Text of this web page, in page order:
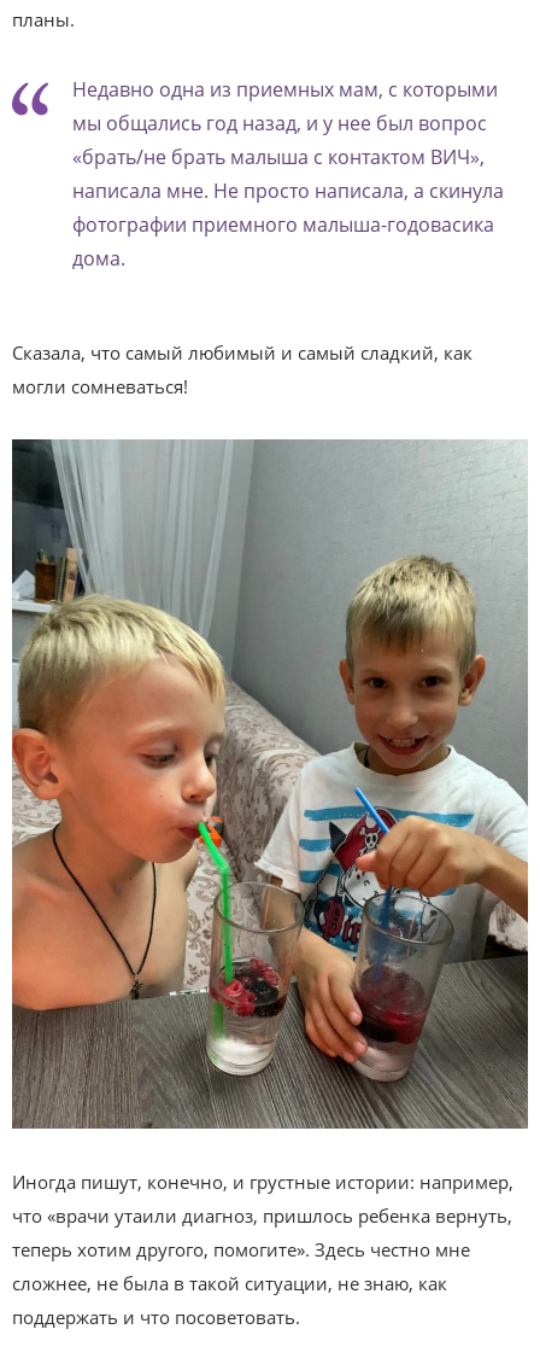
планы.
Недавно одна из приемных мам, с которыми
мы общались год назад, и у нее был вопрос
«брать/не брать малыша с контактом ВИЧ»,
написала мне. Не просто написала, а скинула
фотографии приемного малыша-годовасика
дома.
Сказала, что самый любимый и самый сладкий, как
могли сомневаться!
Иногда пишут, конечно, и грустные истории: например,
что «врачи утаили диагноз, пришлось ребенка вернуть,
теперь хотим другого, помогите». Здесь честно мне
сложнее, не была в такой ситуации, не знаю, как
поддержать и что посоветовать.